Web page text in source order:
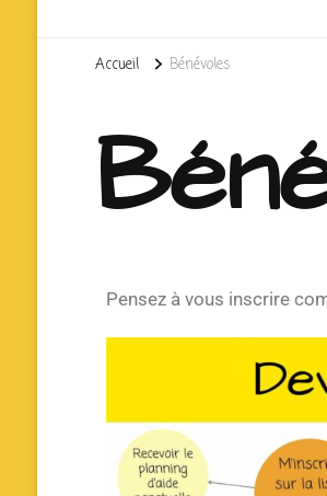
Accueil Bénévoles
Pensez à vous inscrire